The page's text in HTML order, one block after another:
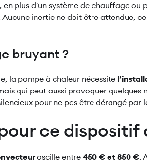
plus d’un système de chauffage ou
inertie ne doit être attendue,
bruyant ?
la pompe à chaleur nécessite
qui peut aussi provoquer quelques
pour ne pas être dérangé par
ce dispositif
oscille entre 450 € et 850 €.